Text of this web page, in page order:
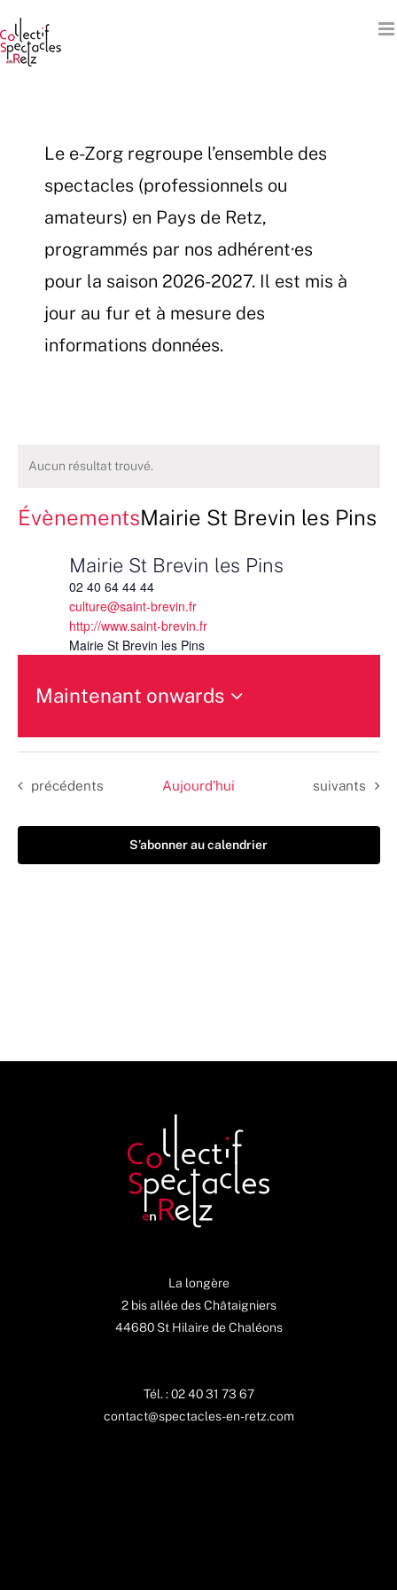
au
contenu
Le e-Zorg regroupe l’ensemble des
spectacles (professionnels ou
amateurs) en Pays de Retz,
programmés par nos adhérent·es
pour la saison 2026-2027. Il est mis à
jour au fur et à mesure des
informations données.
Aucun résultat trouvé.
ÉvènementsMairie St Brevin les Pins
Mairie St Brevin les Pins
02 40 64 44 44
culture@saint-brevin.fr
http://www.saint-brevin.fr
Mairie St Brevin les Pins
Maintenant onwards
une
date.
Évènements
précédents Aujourd’hui Évènements
suivants
S’abonner au calendrier
La longère
2 bis allée des Châtaigniers
44680 St Hilaire de Chaléons
Tél. : 02 40 31 73 67
contact@spectacles-en-retz.com